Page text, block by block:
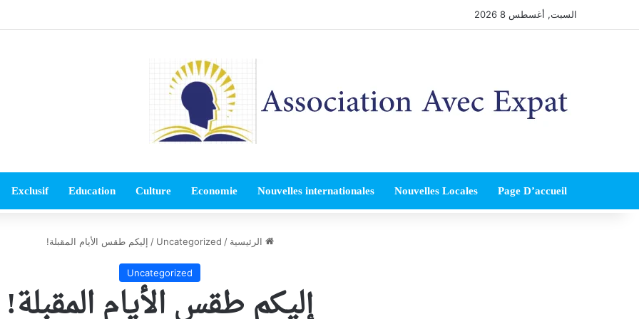
السبت, أغسطس 8 2026
Page D’accueil
Nouvelles Locales
Nouvelles internationales
Economie
Culture
Education
Exclusif
الرئيسية /
Uncategorized
/ إليكم طقس الأيام المقبلة!
Uncategorized
إليكم طقس الأيام المقبلة!